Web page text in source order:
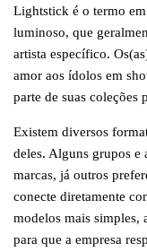
Lightstick é o termo
luminoso, que
artista específico.
amor aos ídolos em
parte de suas coleções
Existem diversos
deles. Alguns grupos e
marcas, já outros
conecte diretamente
modelos mais simples,
para que a empresa